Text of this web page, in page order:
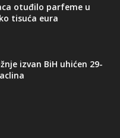
otuđilo parfeme u
tisuća eura
izvan BiH uhićen 29-